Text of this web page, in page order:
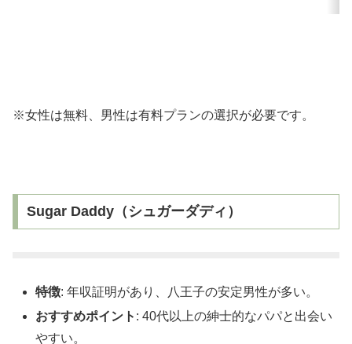
※女性は無料、男性は有料プランの選択が必要です。
Sugar Daddy（シュガーダディ）
特徴: 年収証明があり、八王子の安定男性が多い。
おすすめポイント : 40代以上の紳士的なパパと出会い
やすい。